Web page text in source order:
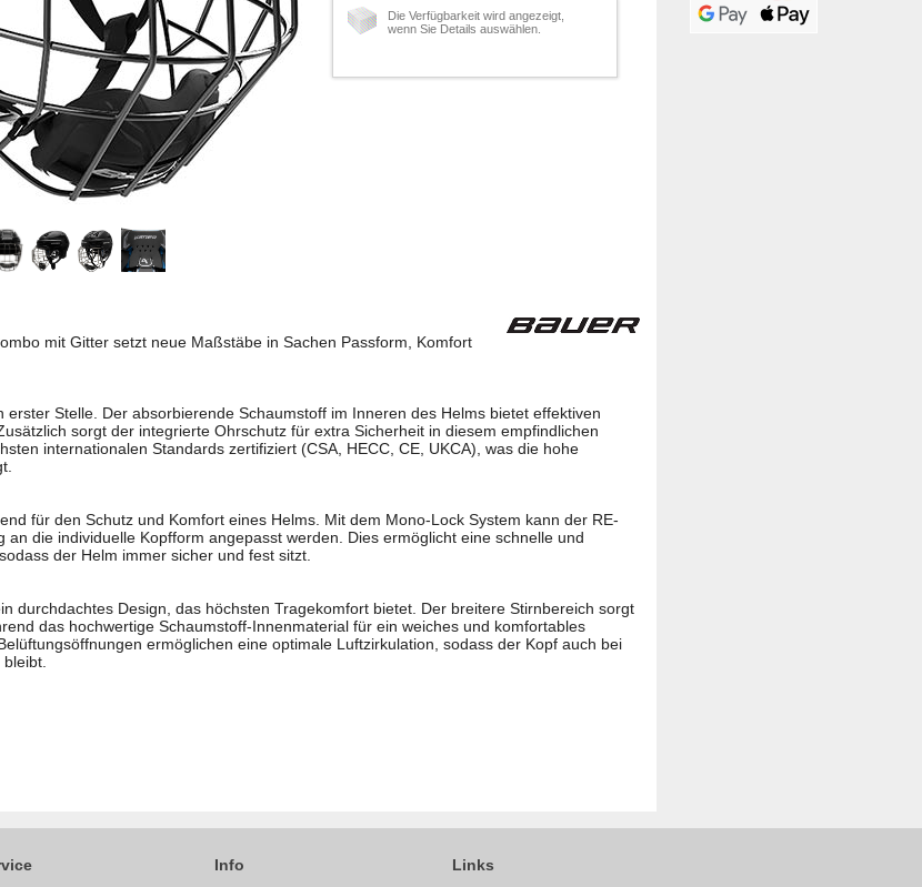
Die Verfügbarkeit wird angezeigt,
wenn Sie Details auswählen.
mit Gitter setzt neue Maßstäbe in Sachen Passform, Komfort
erster Stelle. Der absorbierende Schaumstoff im Inneren des Helms bietet effektiven
sorgt der integrierte Ohrschutz für extra Sicherheit in diesem empfindlichen
internationalen Standards zertifiziert (CSA, HECC, CE, UKCA), was die hohe
für den Schutz und Komfort eines Helms. Mit dem Mono-Lock System kann der RE-
an die individuelle Kopfform angepasst werden. Dies ermöglicht eine schnelle und
der Helm immer sicher und fest sitzt.
durchdachtes Design, das höchsten Tragekomfort bietet. Der breitere Stirnbereich sorgt
das hochwertige Schaumstoff-Innenmaterial für ein weiches und komfortables
ermöglichen eine optimale Luftzirkulation, sodass der Kopf auch bei
bleibt.
Info Links